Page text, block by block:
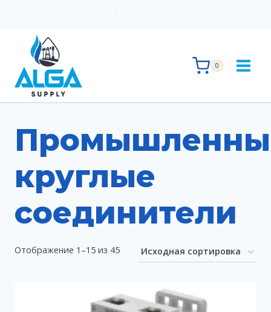
содержимому
0
круглые
соединители
Отображение 1–15 из 45